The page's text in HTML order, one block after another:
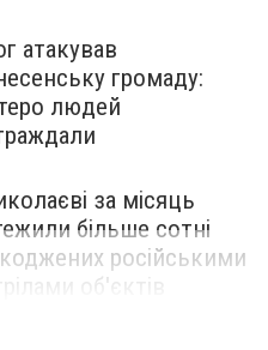
атакував
громаду:
людей
за місяць
більше сотні
російськими
об'єктів